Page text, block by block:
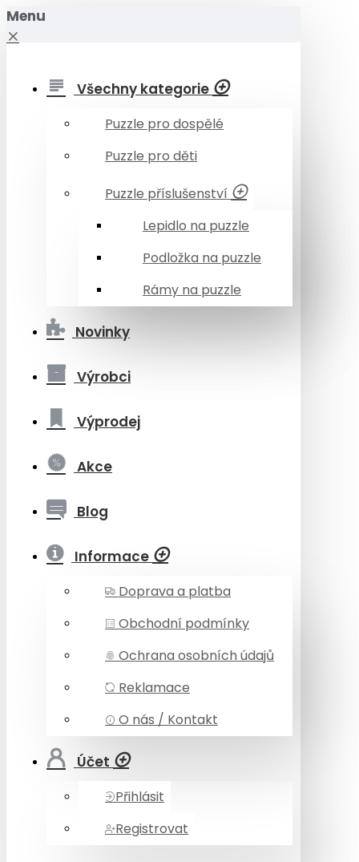
Menu
Všechny kategorie
Puzzle pro dospělé
Puzzle pro děti
Puzzle příslušenství
Lepidlo na puzzle
Podložka na puzzle
Rámy na puzzle
Novinky
Výrobci
Výprodej
Akce
Blog
Informace
Doprava a platba
Obchodní podmínky
Ochrana osobních údajů
Reklamace
O nás / Kontakt
Účet
Přihlásit
Registrovat